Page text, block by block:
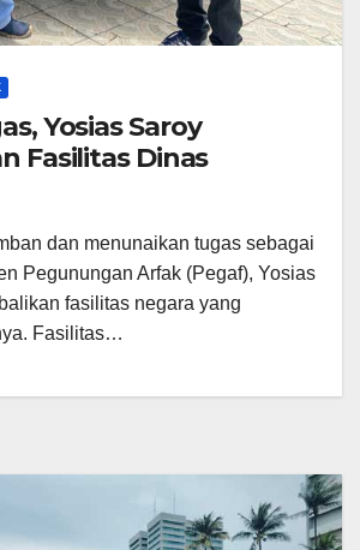
Yosias Saroy
Fasilitas Dinas
dan menunaikan tugas sebagai
Pegunungan Arfak (Pegaf), Yosias
fasilitas negara yang
Fasilitas…